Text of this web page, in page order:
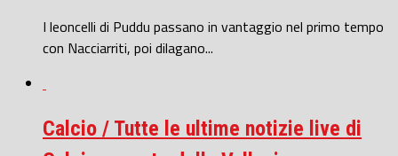
I leoncelli di Puddu passano in vantaggio nel primo tempo
con Nacciarriti, poi dilagano...
Calcio / Tutte le ultime notizie live di